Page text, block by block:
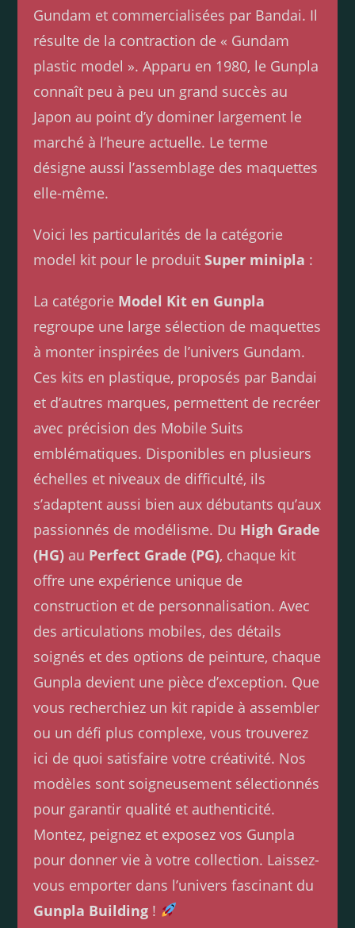
Gundam et commercialisées par Bandai. Il
résulte de la contraction de « Gundam
plastic model ». Apparu en 1980, le Gunpla
connaît peu à peu un grand succès au
Japon au point d’y dominer largement le
marché à l’heure actuelle. Le terme
désigne aussi l’assemblage des maquettes
elle-même.
Voici les particularités de la catégorie
model kit pour le produit Super minipla :
La catégorie Model Kit en Gunpla
regroupe une large sélection de maquettes
à monter inspirées de l’univers Gundam.
Ces kits en plastique, proposés par Bandai
et d’autres marques, permettent de recréer
avec précision des Mobile Suits
emblématiques. Disponibles en plusieurs
échelles et niveaux de difficulté, ils
s’adaptent aussi bien aux débutants qu’aux
passionnés de modélisme. Du High Grade
(HG) au Perfect Grade (PG), chaque kit
offre une expérience unique de
construction et de personnalisation. Avec
des articulations mobiles, des détails
soignés et des options de peinture, chaque
Gunpla devient une pièce d’exception. Que
vous recherchiez un kit rapide à assembler
ou un défi plus complexe, vous trouverez
ici de quoi satisfaire votre créativité. Nos
modèles sont soigneusement sélectionnés
pour garantir qualité et authenticité.
Montez, peignez et exposez vos Gunpla
pour donner vie à votre collection. Laissez-
vous emporter dans l’univers fascinant du
Gunpla Building !